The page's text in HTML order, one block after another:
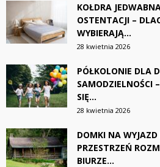
KOŁDRA
OSTENTACJI –
WYBIERAJĄ...
28 kwietnia 2026
PÓŁKOLONIE DLA
SAMODZIELNOŚCI
SIĘ...
28 kwietnia 2026
DOMKI NA WYJAZD
PRZESTRZEŃ
BIURZE...